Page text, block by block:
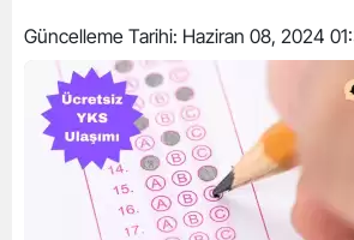
Güncelleme Tarihi: Haziran 08, 2024